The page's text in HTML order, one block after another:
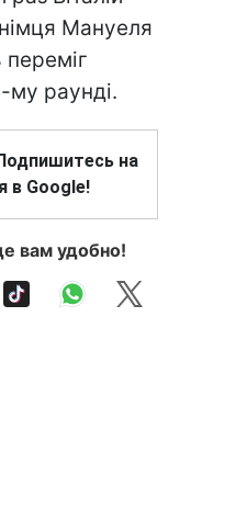
Мануеля
му раунді.
на
в Google!
вам удобно!